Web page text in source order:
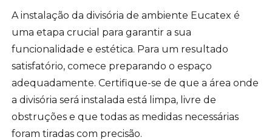
A instalação da divisória de ambiente Eucatex é
uma etapa crucial para garantir a sua
funcionalidade e estética. Para um resultado
satisfatório, comece preparando o espaço
adequadamente. Certifique-se de que a área onde
a divisória será instalada está limpa, livre de
obstruções e que todas as medidas necessárias
foram tiradas com precisão.